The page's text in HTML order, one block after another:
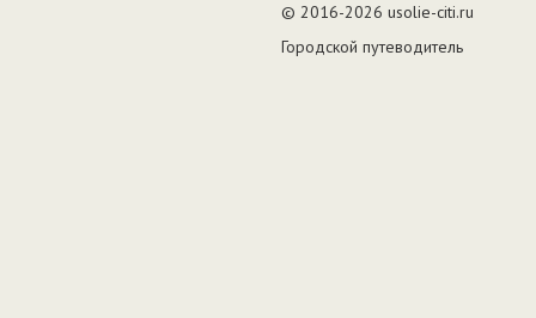
© 2016-2026 usolie-citi.ru
Городской путеводитель